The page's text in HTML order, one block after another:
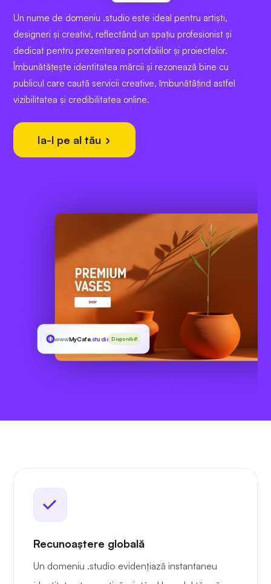
Un nume de domeniu .studio este ideal pentru artiști,
designeri și creativi, reflectând un spațiu profesionist și
dedicat pentru prezentarea portofoliilor și proiectelor.
Îmbunătățește identitatea mărcii și rezonează bine cu
publicul care caută servicii creative, îmbunătățind astfel
vizibilitatea și credibilitatea online.
Ia-l pe al tău
wwwMyCafe.studio Disponibil!
Recunoaștere globală
Un domeniu .studio evidențiază instantaneu